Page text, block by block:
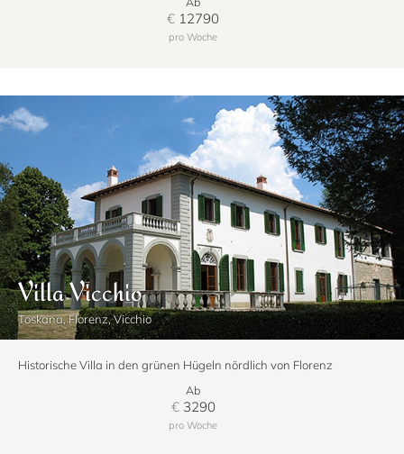
€ 12790
pro Woche
Villa Vicchio
Toskana, Florenz, Vicchio
Historische Villa in den grünen Hügeln nördlich von Florenz
Ab
€3290
pro Woche